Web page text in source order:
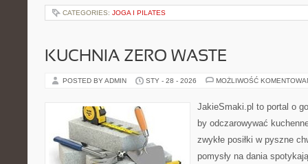
CATEGORIES: JOGA I PILATES
KUCHNIA ZERO WASTE
POSTED BY ADMIN STY - 28 - 2026 MOŻLIWOŚĆ
JakieSmaki.pl to portal o
by odczarowywać
zwykłe posiłki w pyszne
pomysły na dania